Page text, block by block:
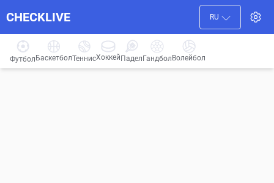
CHECKLIVE RU
Футбол БаскетболТеннисХоккей ПаделГандбол Волейбол